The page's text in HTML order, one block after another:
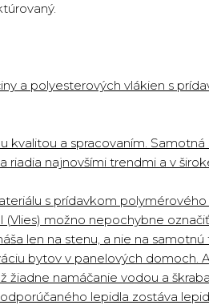
a polyesterových vlákien s
a spracovaním.
riadia najnovšími trendmi a v
s prídavkom
možno nepochybne
len na stenu, a nie na
bytov v panelových domoch.
namáčanie vodou a
lepidla zostáva